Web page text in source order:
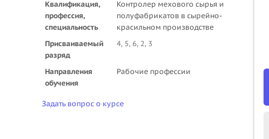
Квалификация,
профессия,
специальность
Контролер мехового сырья и
полуфабрикатов в сырейно-
красильном производстве
Присваиваемый
разряд
4, 5, 6, 2, 3
Направления
обучения
Рабочие профессии
Задать вопрос о курсе